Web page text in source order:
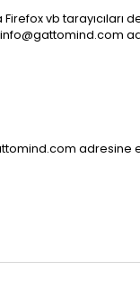
vb tarayıcıları
info@gattomind.com
adresine